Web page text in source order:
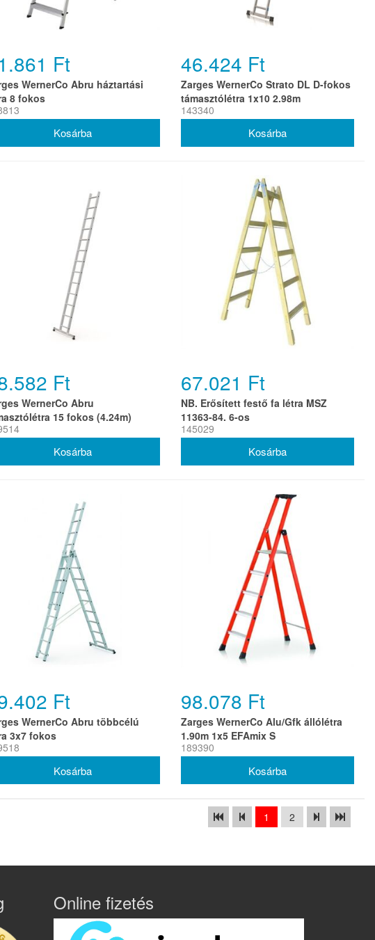
Ft
WernerCo Abru háztartási
8 fokos
46.424 Ft
Zarges WernerCo Strato DL D-fokos
támasztólétra 1x10 2.98m
143340
Ft
WernerCo Abru
15 fokos (4.24m)
67.021 Ft
NB. Erősített festő fa létra MSZ
11363-84. 6-os
145029
Ft
WernerCo Abru többcélú
3x7 fokos
98.078 Ft
Zarges WernerCo Alu/Gfk állólétra
1.90m 1x5 EFAmix S
189390
1 2
Online fizetés